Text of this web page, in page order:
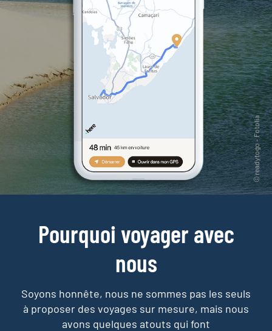
Pourquoi voyager avec
nous
Soyons honnête, nous ne sommes pas les seuls
à proposer des voyages sur mesure, mais nous
avons quelques atouts qui font